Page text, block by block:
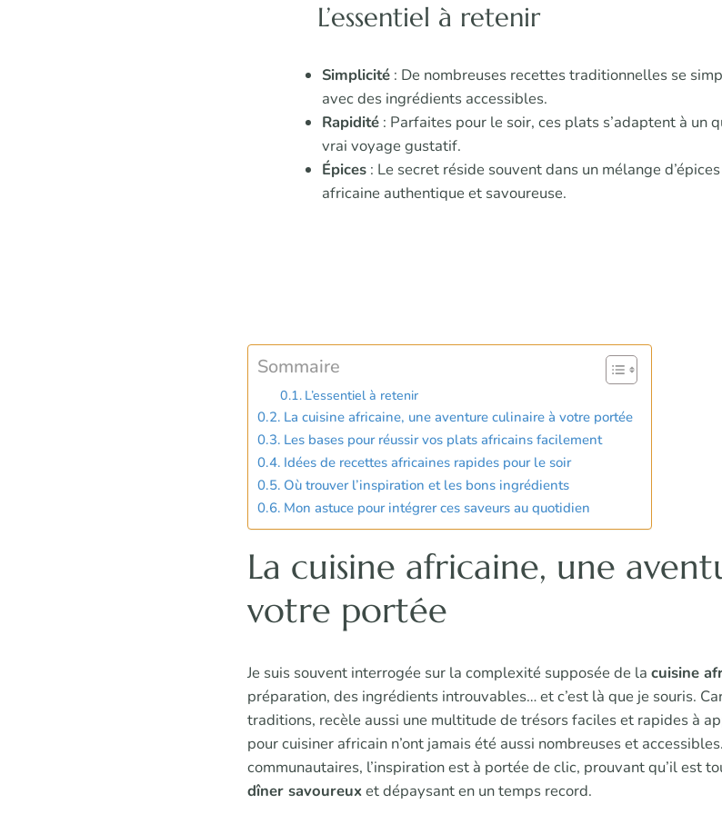
L’essentiel à retenir
Simplicité: De nombreuses recettes traditionnelles se
avec des ingrédients accessibles.
Rapidité: Parfaites pour le soir, ces plats s’adaptent à un
vrai voyage gustatif.
Épices: Le secret réside souvent dans un mélange
africaine authentique et savoureuse.
Sommaire
L’essentiel à retenir
La cuisine africaine, une aventure culinaire à votre portée
Les bases pour réussir vos plats africains facilement
Idées de recettes africaines rapides pour le soir
Où trouver l’inspiration et les bons ingrédients
Mon astuce pour intégrer ces saveurs au quotidien
La cuisine africaine, une
votre portée
Je suis souvent interrogée sur la complexité supposée de la cuisine
préparation, des ingrédients introuvables… et c’est là que je souris.
traditions, recèle aussi une multitude de trésors faciles et rapides à
pour cuisiner africain n’ont jamais été aussi nombreuses et
communautaires, l’inspiration est à portée de clic, prouvant qu’il est
dîner savoureuxet dépaysant en un temps record.